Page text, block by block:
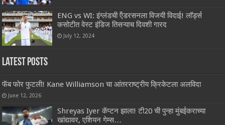
ENG vs WI: इंग्लंडची ऍंडरसनला विजयी विदाई! लॉर्ड्स
कसोटीत वेस्ट इंडिज तिसऱ्याच दिवशी गारद
July 12, 2024
Latest Posts
फॅब फोर फुटली! Kane Williamson चा आंतरराष्ट्रीय क्रिकेटला अलविदा
June 12, 2026
Shreyas Iyer कॅप्टन झाला! टी20 ची पुन्हा मुंबईकराच्या
खांद्यावर, एशियन गेम्स…